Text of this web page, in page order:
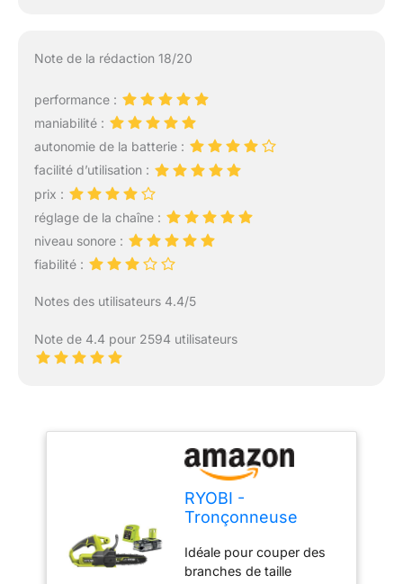
Note de la rédaction 18/20
performance :
maniabilité :
autonomie de la batterie :
facilité d’utilisation :
prix :
réglage de la chaîne :
niveau sonore :
fiabilité :
Notes des utilisateurs 4.4/5
Note de 4.4 pour 2594 utilisateurs
RYOBI -
Tronçonneuse
RY18CS20A-125 –
Guide 20 cm,
Idéale pour couper des
branches de taille